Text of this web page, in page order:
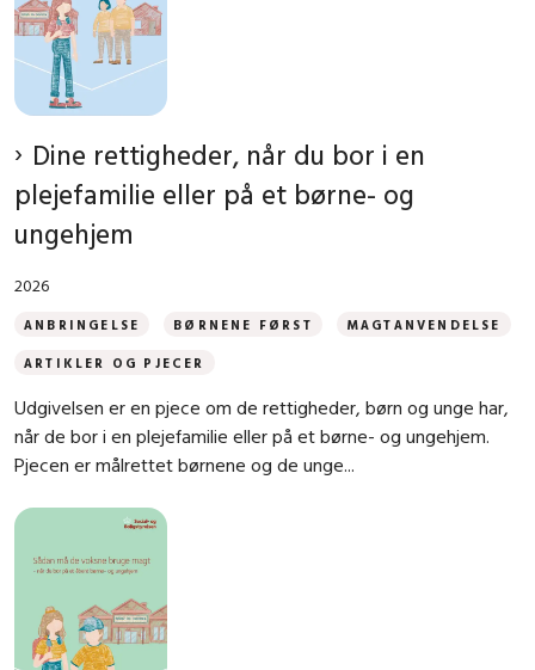
Dine rettigheder, når du bor i en
plejefamilie eller på et børne- og
ungehjem
2026
ANBRINGELSE BØRNENE FØRST MAGTANVENDELSE
ARTIKLER OG PJECER
Udgivelsen er en pjece om de rettigheder, børn og unge har,
når de bor i en plejefamilie eller på et børne- og ungehjem.
Pjecen er målrettet børnene og de unge...